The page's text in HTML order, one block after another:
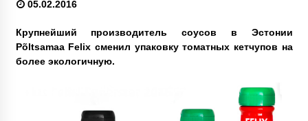
05.02.2016
Крупнейший производитель соусов в Эстонии
Põltsamaa Felix сменил упаковку томатных кетчупов на
более экологичную.